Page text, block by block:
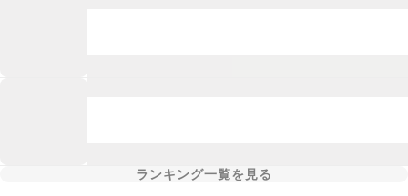
ランキング一覧を見る